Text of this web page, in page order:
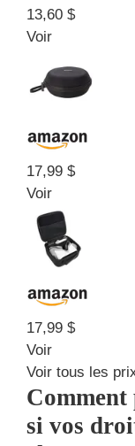
13,60 $
Voir
17,99 $
Voir
17,99 $
Voir
Voir tous les
Comment
si vos